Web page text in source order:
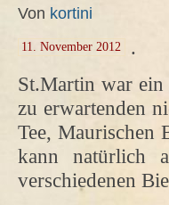
Von kortini
11. November 2012
.
St.Martin war
zu erwartenden
Tee, Maurischen
kann natürlich
verschiedenen